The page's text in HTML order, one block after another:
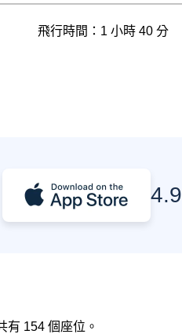
飛行時間：1 小時 40 分
4.9
有 154 個座位。